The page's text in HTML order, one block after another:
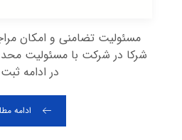
مسئولیت تضامنی و امکان
شرکا در شرکت با مسئولیت
در ادامه
ادامه